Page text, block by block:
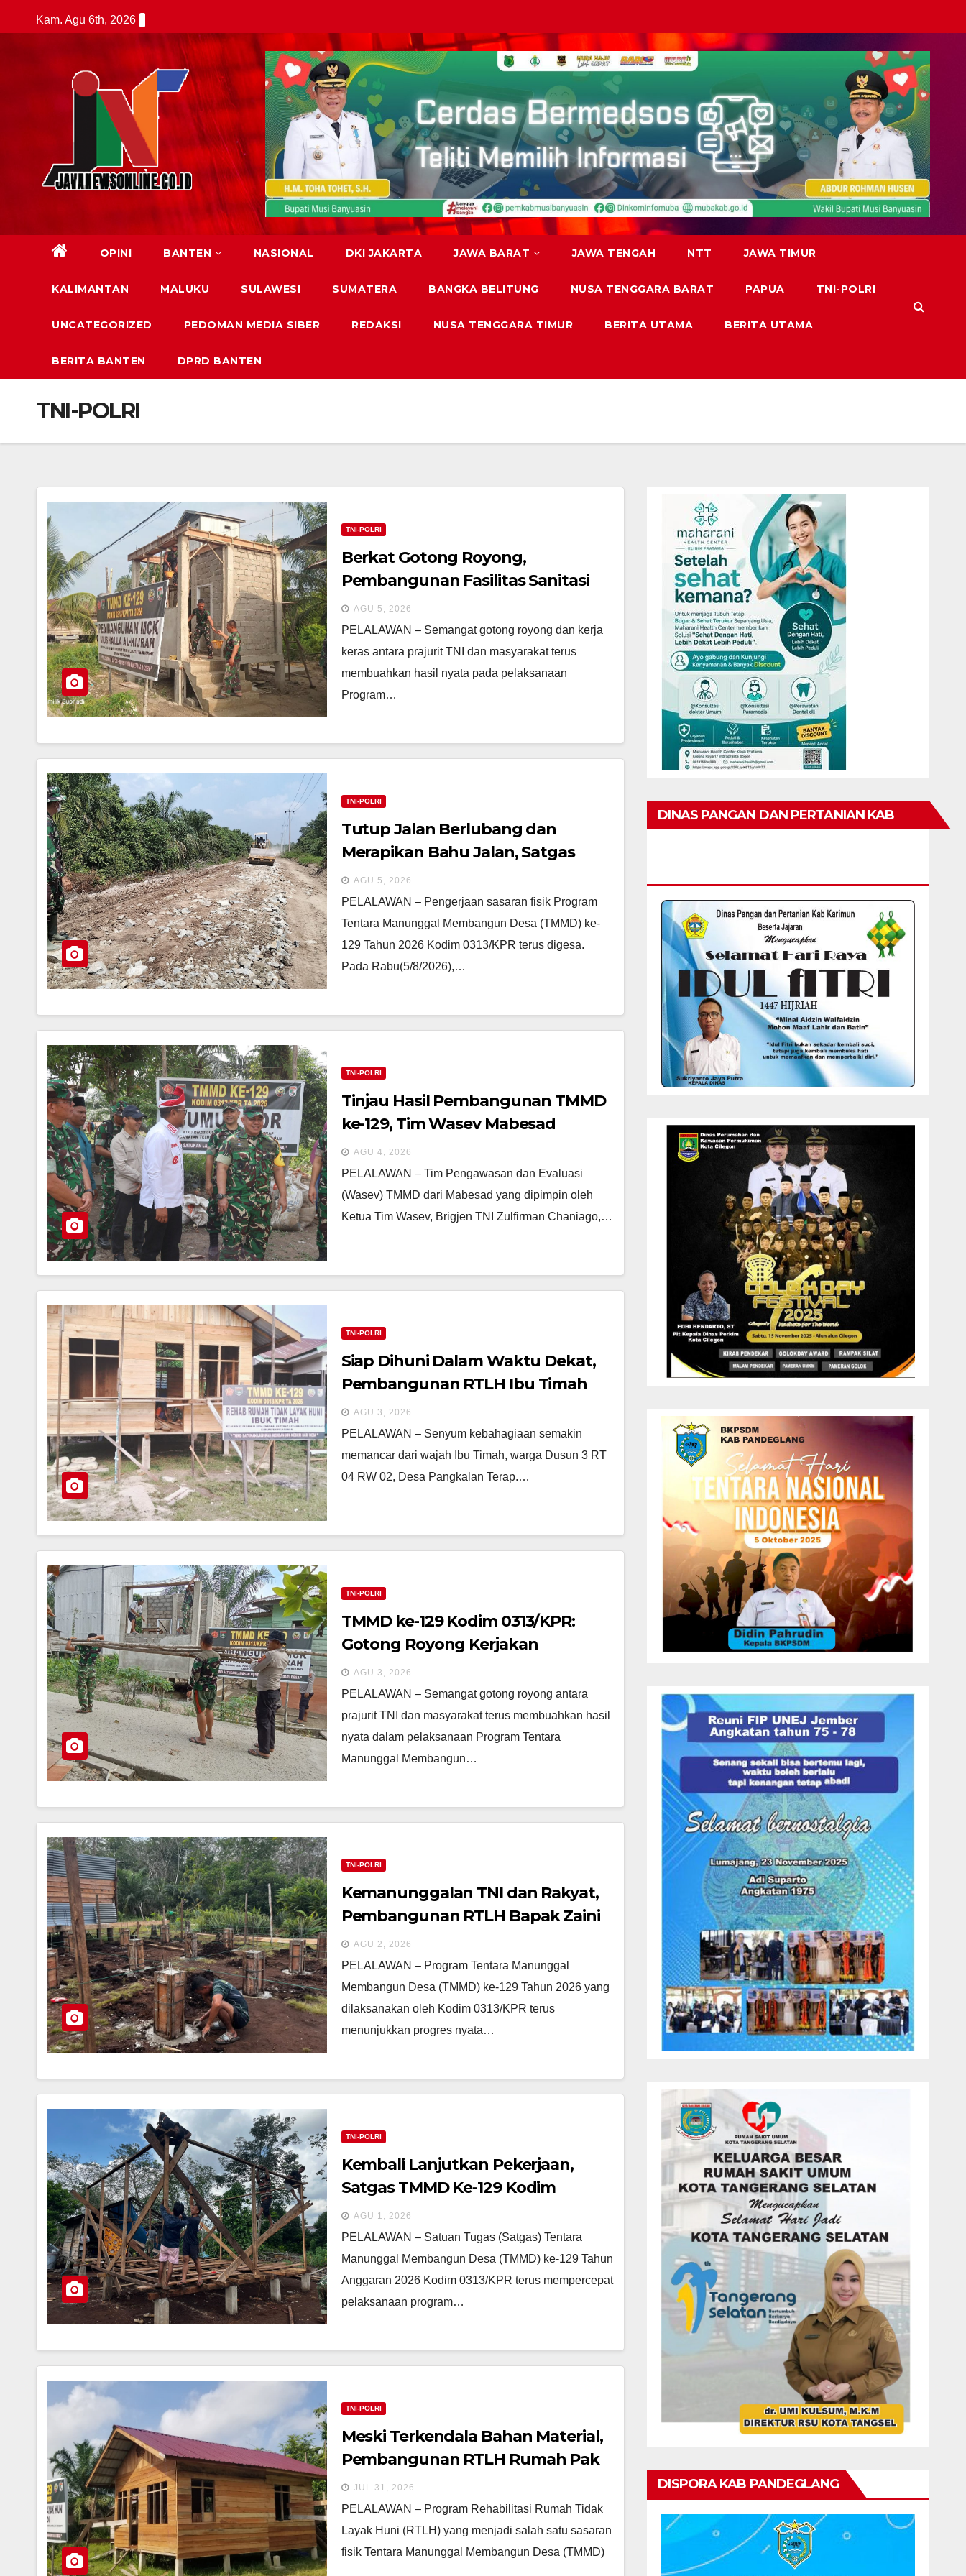
to
Kam. Agu 6th, 2026
OPINI BANTEN NASIONAL DKI JAKARTA JAWA BARAT JAWA TENGAH NTT JAWA TIMUR
KALIMANTAN MALUKU SULAWESI SUMATERA BANGKA BELITUNG NUSA TENGGARA BARAT PAPUA TNI-POLRI
UNCATEGORIZED PEDOMAN MEDIA SIBER REDAKSI NUSA TENGGARA TIMUR BERITA UTAMA BERITA UTAMA
BERITA BANTEN DPRD BANTEN
TNI-POLRI
TNI-POLRI
Berkat Gotong Royong,
Pembangunan Fasilitas Sanitasi
Mushala Al-Hijrah Pangkalan Terap
Dekati Tahap Akhir
AGU 5, 2026
​PELALAWAN – Semangat gotong royong dan kerja
keras antara prajurit TNI dan masyarakat terus
membuahkan hasil nyata pada pelaksanaan
Program…
TNI-POLRI
​Tutup Jalan Berlubang dan
Merapikan Bahu Jalan, Satgas
TMMD ke-129 Kodim 0313/KPR
Dipacu Hingga Jembatan T. Tahal
AGU 5, 2026
​PELALAWAN – Pengerjaan sasaran fisik Program
Tentara Manunggal Membangun Desa (TMMD) ke-
129 Tahun 2026 Kodim 0313/KPR terus digesa.
Pada Rabu(5/8/2026),…
TNI-POLRI
Tinjau Hasil Pembangunan TMMD
ke-129, Tim Wasev Mabesad
Brigjen TNI Zulfirman Chaniago,
S.I.P., M.Han Evaluasi Sasaran Fisik.
AGU 4, 2026
​PELALAWAN – Tim Pengawasan dan Evaluasi
(Wasev) TMMD dari Mabesad yang dipimpin oleh
Ketua Tim Wasev, Brigjen TNI Zulfirman Chaniago,…
TNI-POLRI
Siap Dihuni Dalam Waktu Dekat,
Pembangunan RTLH Ibu Timah
Dalam TMMD ke-129 Kodim
0313/KPR Capai Progres 80 Persen
AGU 3, 2026
​PELALAWAN – Senyum kebahagiaan semakin
memancar dari wajah Ibu Timah, warga Dusun 3 RT
04 RW 02, Desa Pangkalan Terap.…
TNI-POLRI
TMMD ke-129 Kodim 0313/KPR:
Gotong Royong Kerjakan
Pembangunan MCK Masjid Al-
Hijrah di Dusun 1 Capai Progres 70
Persen
AGU 3, 2026
​PELALAWAN – Semangat gotong royong antara
prajurit TNI dan masyarakat terus membuahkan hasil
nyata dalam pelaksanaan Program Tentara
Manunggal Membangun…
TNI-POLRI
Kemanunggalan TNI dan Rakyat,
Pembangunan RTLH Bapak Zaini
di TMMD ke-129 Kodim 0313/Kpr
Terus Digesa
AGU 2, 2026
​PELALAWAN – Program Tentara Manunggal
Membangun Desa (TMMD) ke-129 Tahun 2026 yang
dilaksanakan oleh Kodim 0313/KPR terus
menunjukkan progres nyata…
TNI-POLRI
Kembali Lanjutkan Pekerjaan,
Satgas TMMD Ke-129 Kodim
0313/KPR Geber Pembangunan
Rumah Bapak Diasan di Desa Parit
Baru
AGU 1, 2026
PELALAWAN – Satuan Tugas (Satgas) Tentara
Manunggal Membangun Desa (TMMD) ke-129 Tahun
Anggaran 2026 Kodim 0313/KPR terus mempercepat
pelaksanaan program…
TNI-POLRI
Meski Terkendala Bahan Material,
Pembangunan RTLH Rumah Pak
Dedi di Desa Pangkalan Terap
Capai Progres 70 Persen
JUL 31, 2026
PELALAWAN – Program Rehabilitasi Rumah Tidak
Layak Huni (RTLH) yang menjadi salah satu sasaran
fisik Tentara Manunggal Membangun Desa (TMMD)
DINAS PANGAN DAN PERTANIAN KAB
DISPORA KAB PANDEGLANG